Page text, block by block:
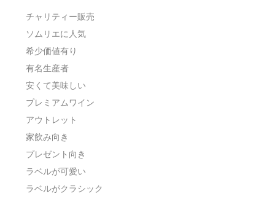
チャリティー販売
ソムリエに人気
希少価値有り
有名生産者
安くて美味しい
プレミアムワイン
アウトレット
家飲み向き
プレゼント向き
ラベルが可愛い
ラベルがクラシック